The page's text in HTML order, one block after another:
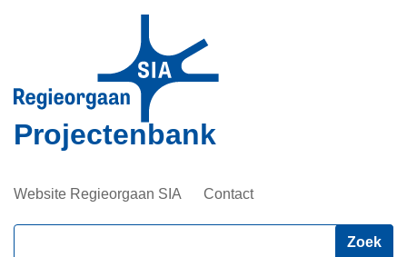
de
inhoud
gaan
Projectenbank
Website Regieorgaan SIA Contact